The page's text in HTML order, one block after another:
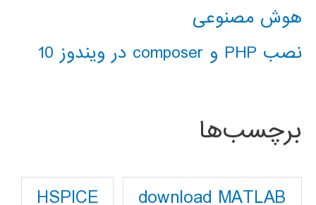
هوش مصنوعی
نصب PHP و composer در ویندوز 10
برچسب‌ها
download MATLAB
HSPICE